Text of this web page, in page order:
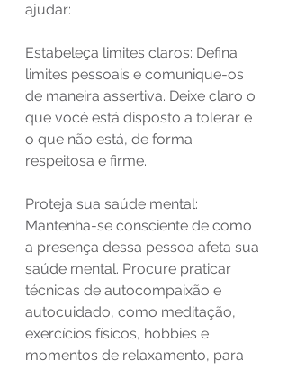
ajudar:
Estabeleça limites claros: Defina
limites pessoais e comunique-os
de maneira assertiva. Deixe claro o
que você está disposto a tolerar e
o que não está, de forma
respeitosa e firme.
Proteja sua saúde mental:
Mantenha-se consciente de como
a presença dessa pessoa afeta sua
saúde mental. Procure praticar
técnicas de autocompaixão e
autocuidado, como meditação,
exercícios físicos, hobbies e
momentos de relaxamento, para